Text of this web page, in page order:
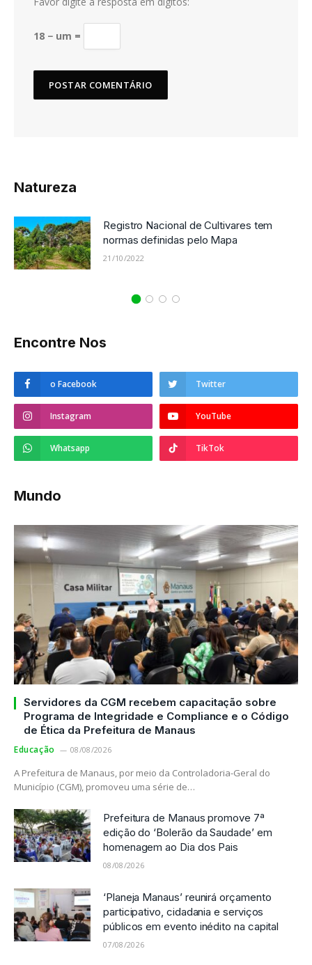
18 − um =
Natureza
Registro Nacional de Cultivares tem
normas definidas pelo Mapa
21/10/2022
Encontre Nos
o Facebook Twitter
Instagram YouTube
Whatsapp TikTok
Mundo
Servidores da CGM recebem capacitação sobre
Programa de Integridade e Compliance e o Código
de Ética da Prefeitura de Manaus
Educação 08/08/2026
A Prefeitura de Manaus, por meio da Controladoria-Geral do
Município (CGM), promoveu uma série de…
Prefeitura de Manaus promove 7ª
edição do ‘Bolerão da Saudade’ em
homenagem ao Dia dos Pais
08/08/2026
‘Planeja Manaus’ reunirá orçamento
participativo, cidadania e serviços
públicos em evento inédito na capital
07/08/2026